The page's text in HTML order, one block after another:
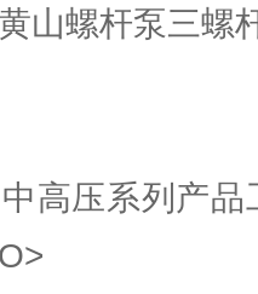
山螺杆泵三螺
高压系列产